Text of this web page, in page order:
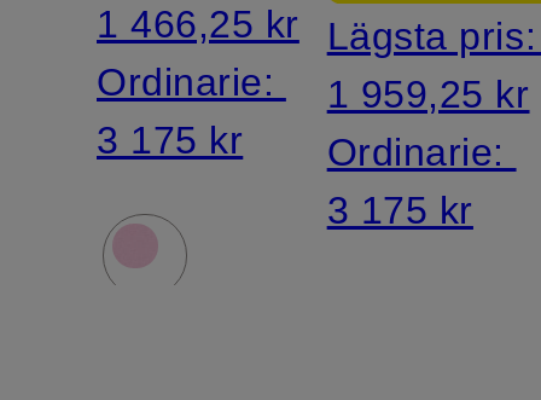
1 466,25 kr
Ordinarie:
3 175 kr
Lägsta
1 959,25 kr
Ordinarie:
3 175 kr